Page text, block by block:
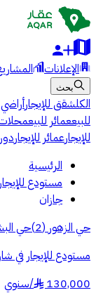
الإعلانات
بحث
الكلشقق للإيجار
للبيععمائر للبيعمحلات
للإيجارعمائر للإيجار
الرئيسية
مستودع للإيجار
جازان
حي الزهور (
2
)حي
مستودع للإيجار في شارع مهيفة,
130,000
§
/سنوي